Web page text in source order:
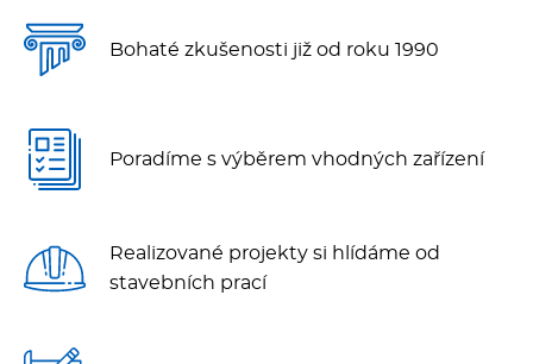
Bohaté zkušenosti již od roku 1990
Poradíme s výběrem vhodných zařízení
Realizované projekty si hlídáme od
stavebních prací